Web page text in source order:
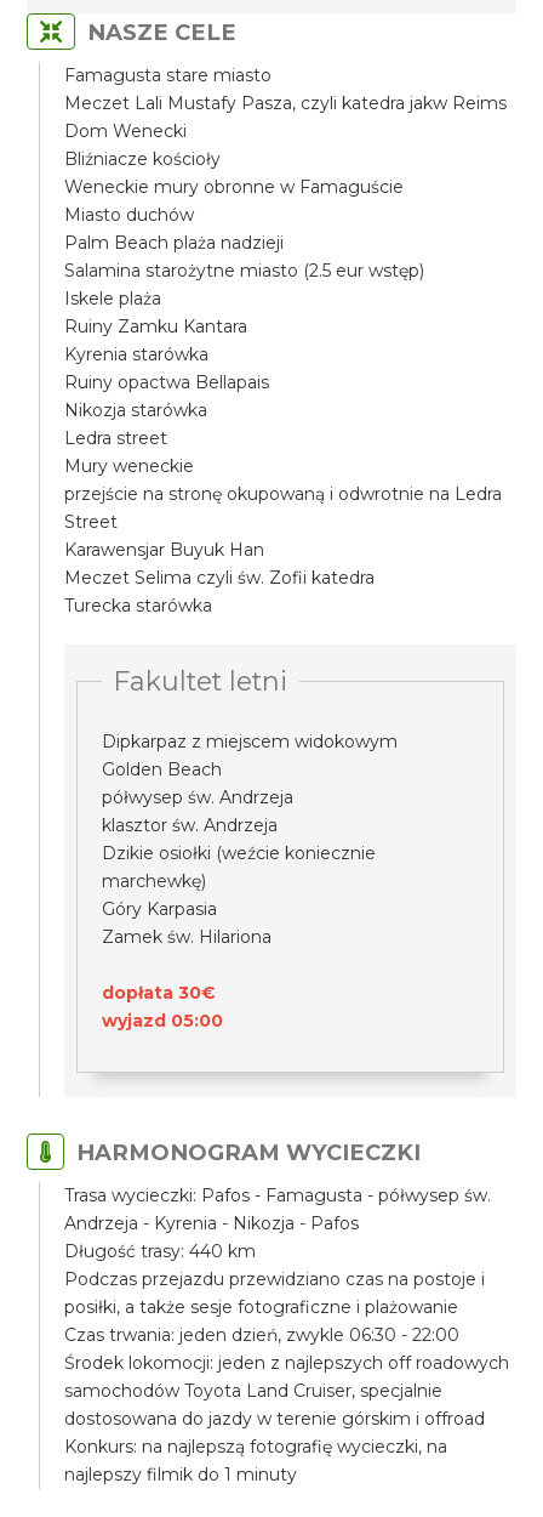
NASZE CELE
Famagusta stare miasto
Meczet Lali Mustafy Pasza, czyli katedra jakw Reims
Dom Wenecki
Bliźniacze kościoły
Weneckie mury obronne w Famaguście
Miasto duchów
Palm Beach plaża nadzieji
Salamina starożytne miasto (2.5 eur wstęp)
Iskele plaża
Ruiny Zamku Kantara
Kyrenia starówka
Ruiny opactwa Bellapais
Nikozja starówka
Ledra street
Mury weneckie
przejście na stronę okupowaną i odwrotnie na Ledra
Street
Karawensjar Buyuk Han
Meczet Selima czyli św. Zofii katedra
Turecka starówka
Fakultet letni
Dipkarpaz z miejscem widokowym
Golden Beach
półwysep św. Andrzeja
klasztor św. Andrzeja
Dzikie osiołki (weźcie koniecznie
marchewkę)
Góry Karpasia
Zamek św. Hilariona
dopłata 30€
wyjazd 05:00
HARMONOGRAM WYCIECZKI
Trasa wycieczki: Pafos - Famagusta - półwysep św.
Andrzeja - Kyrenia - Nikozja - Pafos
Długość trasy: 440 km
Podczas przejazdu przewidziano czas na postoje i
posiłki, a także sesje fotograficzne i plażowanie
Czas trwania: jeden dzień, zwykle 06:30 - 22:00
Środek lokomocji: jeden z najlepszych off roadowych
samochodów Toyota Land Cruiser, specjalnie
dostosowana do jazdy w terenie górskim i offroad
Konkurs: na najlepszą fotografię wycieczki, na
najlepszy filmik do 1 minuty